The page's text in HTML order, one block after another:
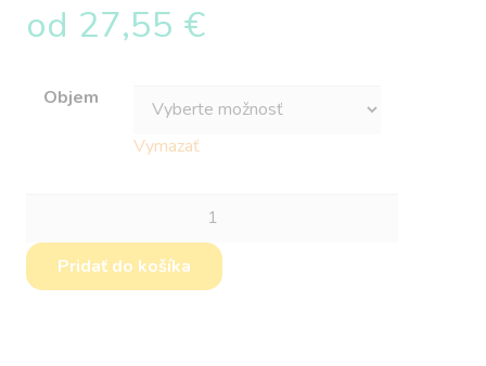
od 27,55 €
Objem
Vymazať
Remmers
HWS-Pridať do košíka